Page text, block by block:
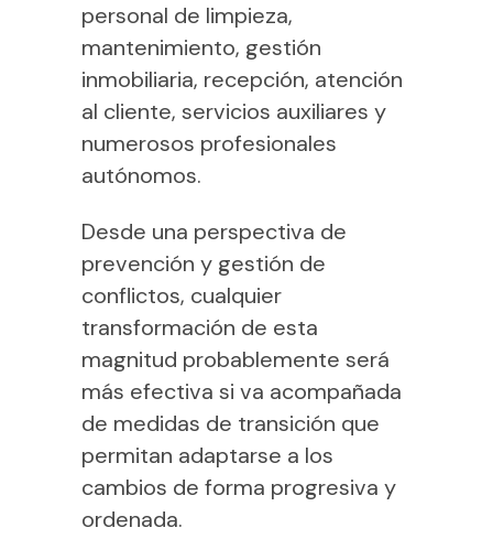
personal de limpieza,
mantenimiento, gestión
inmobiliaria, recepción, atención
al cliente, servicios auxiliares y
numerosos profesionales
autónomos.
Desde una perspectiva de
prevención y gestión de
conflictos, cualquier
transformación de esta
magnitud probablemente será
más efectiva si va acompañada
de medidas de transición que
permitan adaptarse a los
cambios de forma progresiva y
ordenada.